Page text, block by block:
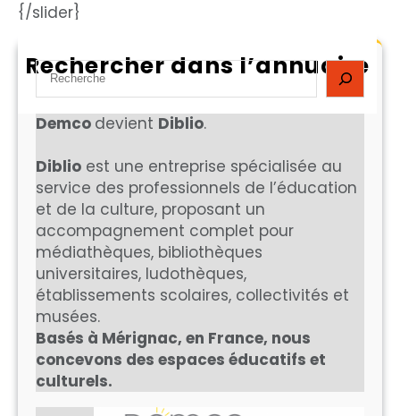
{/slider}
Rechercher dans l’annuaire
S
e
a
r
c
h
Demco devient Diblio.
Diblio est une entreprise spécialisée au
service des professionnels de l’éducation
et de la culture, proposant un
accompagnement complet pour
médiathèques, bibliothèques
universitaires, ludothèques,
établissements scolaires, collectivités et
musées.
Basés à Mérignac, en France, nous
concevons des espaces éducatifs et
culturels.